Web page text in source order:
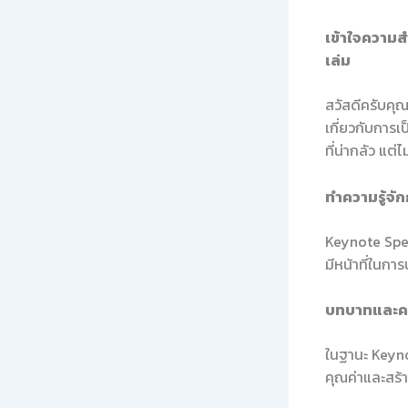
เข้าใจควา
เล่ม
สวัสดีครับคุณ
เกี่ยวกับการ
ที่น่ากลัว แต่ไ
ทำความรู้จั
Keynote
มีหน้าที่ในกา
บทบาทและ
ในฐานะ
คุณค่าและสร้